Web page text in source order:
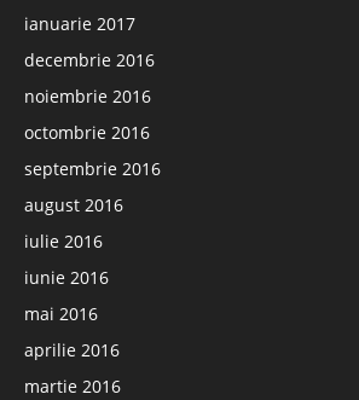
ianuarie 2017
decembrie 2016
noiembrie 2016
octombrie 2016
septembrie 2016
august 2016
iulie 2016
iunie 2016
mai 2016
aprilie 2016
martie 2016